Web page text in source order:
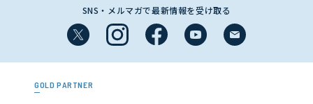
SNS・メルマガで最新情報を受け取る
GOLD PARTNER